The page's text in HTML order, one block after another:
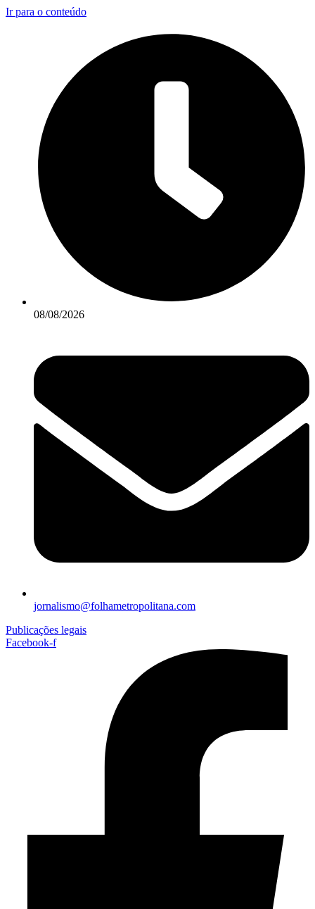
Ir para o conteúdo
08/08/2026
jornalismo@folhametropolitana.com
Publicações legais
Facebook-f